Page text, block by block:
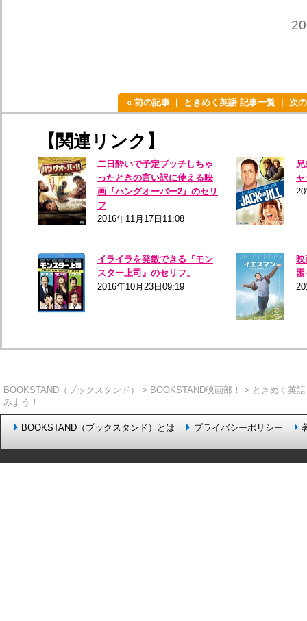
« 前の記事 ときめく英語 記事一覧 次
【関連リンク】
二日酔いで予定ブッチしちゃ
ったときの言い訳に使える映
画『ハングオーバー2』のセリ
フ
2016年11月17日11:08
イライラを発散できる『モン
スター上司』のセリフ。
2016年10月23日09:19
映
BOOKSTAND（ブックスタンド） > BOOKSTAND映画部！ > ときめく英語
みよう！
BOOKSTAND（ブックスタンド）とは プライバシーポリシー